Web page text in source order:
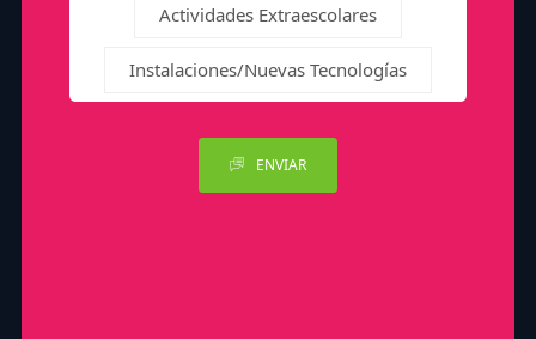
Actividades Extraescolares
Instalaciones/Nuevas Tecnologías
ENVIAR